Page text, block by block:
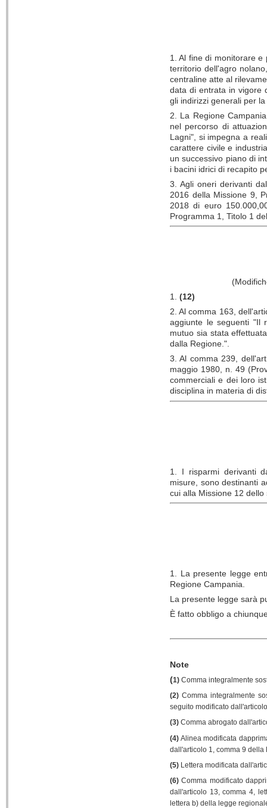
1. Al fine di monitorare
territorio dell'agro
centraline atte al
data di entrata in vigore
gli indirizzi generali per
2. La Regione
nel percorso di
Lagni", si impegna a
carattere civile e
un successivo piano di
i bacini idrici di recapito
3. Agli oneri derivanti
2016 della Missione 9,
2018 di euro
Programma 1, Titolo 1
1. (12)
2. Al comma 163,
aggiunte le seguenti "Il
mutuo sia stata
dalla Regione.".
3. Al comma 239,
maggio 1980, n. 49
commerciali e dei loro
disciplina in materia di
1. I risparmi derivanti
misure, sono destinanti
cui alla Missione 12
1. La presente legge
Regione Campania.
La presente legge sarà
È fatto obbligo a
Note
(1) Comma integralmente
(2) Comma integralmente
seguito modificato
(3) Comma abrogato
(4) Alinea modificata
dall'articolo 1, comma 9
(5) Lettera modificata
(6) Comma modificato
dall'articolo 13, comma 4,
lettera b) della legge